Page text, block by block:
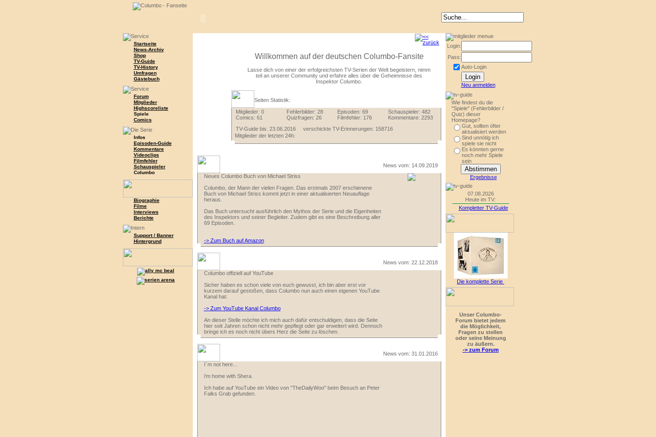
Startseite
News-Archiv
Shop
TV-Guide
TV-History
Umfragen
Gästebuch
Forum
Mitglieder
Highscoreliste
Spiele
Comics
Infos
Episoden-Guide
Kommentare
Videoclips
Filmfehler
Schauspieler
Columbo
Biographie
Filme
Interviews
Berichte
Support / Banner
Hintergrund
Login:
Pass:
Auto-Login
Neu anmelden
Wie findest du die
"Spiele" (Fehlerbilder /
Quiz) dieser
Homepage?
Gut, sollten öfter
aktualisiert werden
Sind unnötig ich
spiele sie nicht
Es könnten gerne
noch mehr Spiele
sein
Ergebnisse
07.08.2026
Heute im TV:
Kompletter TV-Guide
Die komplette Serie
Unser Columbo-
Forum bietet jedem
die Möglichkeit,
Fragen zu stellen
oder seine Meinung
zu äußern.
-> zum Forum
Willkommen auf der deutschen Columbo-Fansite
Lasse dich von einer der erfolgreichsten TV-Serien der Welt begeistern, nimm
teil an unserer Community und erfahre alles über die Geheimnisse des
Inspektor Columbo.
Seiten Statistik:
Mitglieder: 0
Comics: 61
Fehlerbilder: 28
Quizfragen: 26
Episoden: 69
Filmfehler: 176
Schauspieler: 482
Kommentare: 2293
TV-Guide bis: 23.06.2016 verschickte TV-Erinnerungen: 158716
Mitglieder der letzten 24h:
News vom: 14.09.2019
Neues Columbo Buch von Michael Striss
Columbo, der Mann der vielen Fragen. Das erstmals 2007 erschienene
Buch von Michael Striss kommt jetzt in einer aktualisierten Neuauflage
heraus.
Das Buch untersucht ausführlich den Mythos der Serie und die Eigenheiten
des Inspektors und seiner Begleiter. Zudem gibt es eine Beschreibung aller
69 Episoden.
-> Zum Buch auf Amazon
News vom: 22.12.2018
Columbo offiziell auf YouTube
Sicher haben es schon viele von euch gewusst, ich bin aber erst vor
kurzem darauf gestoßen, dass Columbo nun auch einen eigenen YouTube
Kanal hat:
-> Zum YouTube Kanal Columbo
An dieser Stelle möchte ich mich auch dafür entschuldigen, dass die Seite
hier seit Jahren schon nicht mehr gepflegt oder gar erweitert wird. Dennoch
bringe ich es noch nicht übers Herz die Seite zu löschen.
News vom: 31.01.2016
I`m not here...
i'm home with Shera.
Ich habe auf YouTube ein Video von "TheDailyWoo" beim Besuch an Peter
Falks Grab gefunden.